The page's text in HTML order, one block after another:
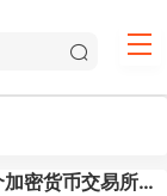
资金少的新手指南：哪个加密货币交易所适合小额玩家？最低入金多少？